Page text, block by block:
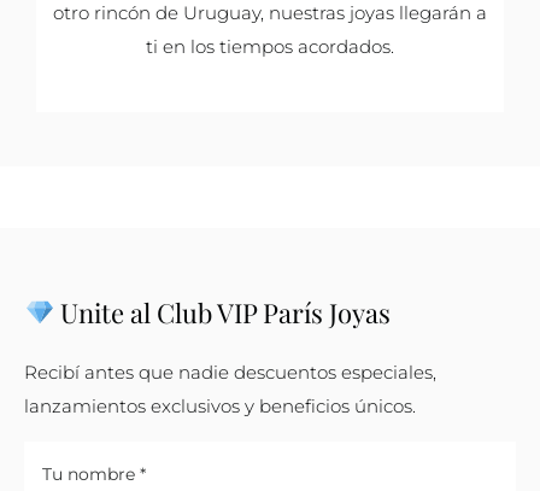
otro rincón de Uruguay, nuestras joyas llegarán a
ti en los tiempos acordados.
Unite al Club VIP París Joyas
Recibí antes que nadie descuentos especiales,
lanzamientos exclusivos y beneficios únicos.